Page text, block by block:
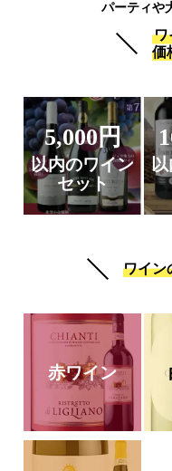
パーティや
ワ
価
5,000円
以内のワイン
セット
以
ワイン
赤ワイン